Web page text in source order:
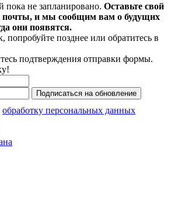
не запланировано. Оставьте свой
почты, и мы сообщим вам о будущих
они появятся.
попробуйте позднее или обратитесь в
подтверждения отправки формы.
Подписаться на обновление
обработку персональных данных